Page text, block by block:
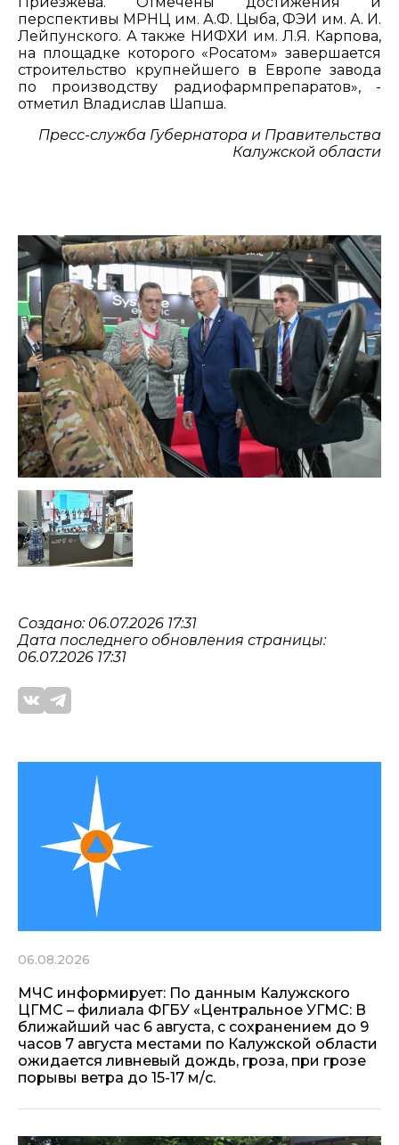
перспективы МРНЦ им. А.Ф. Цыба, ФЭИ им. А. И.
Лейпунского. А также НИФХИ им. Л.Я. Карпова,
на площадке которого «Росатом» завершается
строительство крупнейшего в Европе завода
по производству радиофармпрепаратов», -
отметил Владислав Шапша.
Пресс-служба Губернатора и Правительства
Калужской области
Создано: 06.07.2026 17:31
Дата последнего обновления страницы:
06.07.2026 17:31
06.08.2026
МЧС информирует: По данным Калужского
ЦГМС – филиала ФГБУ «Центральное УГМС: В
ближайший час 6 августа, с сохранением до 9
часов 7 августа местами по Калужской области
ожидается ливневый дождь, гроза, при грозе
порывы ветра до 15-17 м/с.